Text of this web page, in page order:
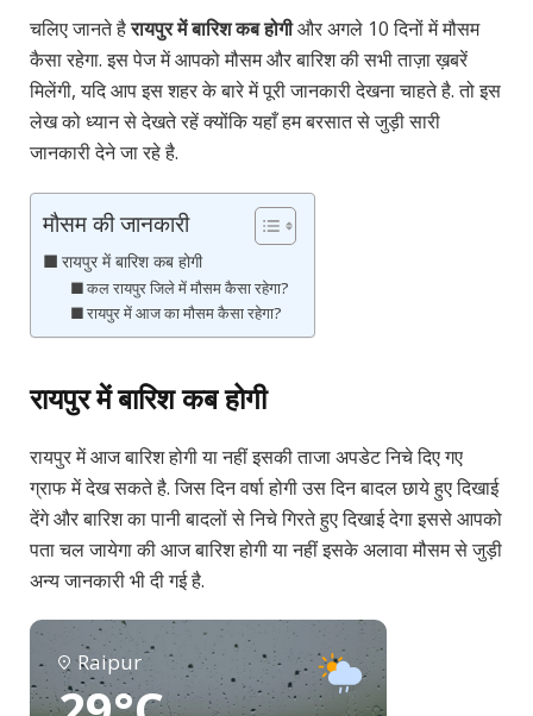
चलिए जानते हैरायपुर में बारिश कब होगीऔर अगले 10 दिनों में मौसम
कैसा रहेगा. इस पेज में आपको मौसम और बारिश की सभी ताज़ा ख़बरें
मिलेंगी, यदि आप इस शहर के बारे में पूरी जानकारी देखना चाहते है. तो इस
लेख को ध्यान से देखते रहें क्योंकि यहाँ हम बरसात से जुड़ी सारी
जानकारी देने जा रहे है.
मौसम की जानकारी
रायपुर में बारिश कब होगी
कल रायपुर जिले में मौसम कैसा रहेगा?
रायपुर में आज का मौसम कैसा रहेगा?
रायपुर में बारिश कब होगी
रायपुर में आज बारिश होगी या नहीं इसकी ताजा अपडेट निचे दिए गए
ग्राफ में देख सकते है. जिस दिन वर्षा होगी उस दिन बादल छाये हुए दिखाई
देंगे और बारिश का पानी बादलों से निचे गिरते हुए दिखाई देगा इससे आपको
पता चल जायेगा की आज बारिश होगी या नहीं इसके अलावा मौसम से जुड़ी
अन्य जानकारी भी दी गई है.
Raipur